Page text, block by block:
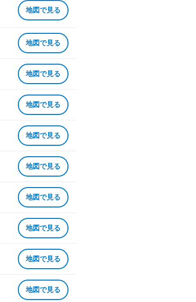
地図で見る
地図で見る
地図で見る
地図で見る
地図で見る
地図で見る
地図で見る
地図で見る
地図で見る
地図で見る